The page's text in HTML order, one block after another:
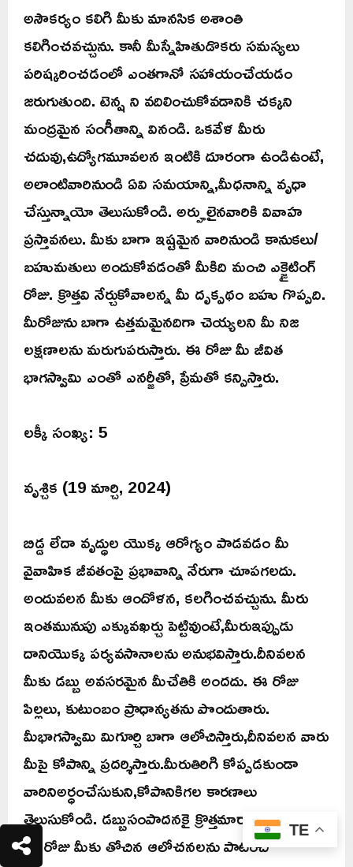
అసౌకర్యం కలిగి మీకు మానసిక అశాంతి
కలిగించవచ్చును. కానీ మీస్నేహితుడొకరు సమస్యలు
పరిష్కరించడంలో ఎంతగానో సహాయంచేయడం
జరుగుతుంది. టెన్ష ని వదిలించుకోవడానికి చక్కని
మంద్రమైన సంగీతాన్ని వినండి. ఒకవేళ మీరు
చదువు,ఉద్యోగమూవలన ఇంటికి దూరంగా ఉండిఉంటే,
అలాంటివారినుండి ఏవి సమయాన్ని,మీధనాన్ని వృధా
చేస్తున్నాయో తెలుసుకోండి. అర్హులైనవారికి వివాహ
ప్రస్తావనలు. మీకు బాగా ఇష్టమైన వారినుండి కానుకలు/
బహుమతులు అందుకోవడంతో మీకిది మంచి ఎక్జైటింగ్
రోజు. క్రొత్తవి నేర్చుకోవాలన్న మీ దృక్పథం బహు గొప్పది.
మీరోజును బాగా ఉత్తమమైనదిగా చెయ్యలని మీ నిజ
లక్షణాలను మరుగుపరుస్తారు. ఈ రోజు మీ జీవిత
భాగస్వామి ఎంతో ఎనర్జీతో, ప్రేమతో కన్పిస్తారు.
లక్కీ సంఖ్య: 5
వృశ్చిక (19 మార్చి, 2024)
బిడ్డ లేదా వృద్ధుల యొక్క ఆరోగ్యం పాడవడం మీ
వైవాహిక జీవతంపై ప్రభావాన్ని నేరుగా చూపగలదు.
అందువలన మీకు ఆందోళన, కలగించవచ్చును. మీరు
ఇంతమునుపు ఎక్కువఖర్చు పెట్టివుంటే,మీరుఇప్పుడు
దానియొక్క పర్యవసానాలను అనుభవిస్తారు.దీనివలన
మీకు డబ్బు అవసరమైన మీచేతికి అందదు. ఈ రోజు
పిల్లలు, కుటుంబం ప్రాధాన్యతను పొందుతారు.
మీభాగస్వామి మిగూర్చి బాగా ఆలోచిస్తారు,దీనివలన వారు
మీపై కోపాన్ని ప్రదర్శిస్తారు.మీరుతిరిగి కోప్పడకుండా
వారినిఅర్ధంచేసుకుని,కోపానికిగల కారణాలు
తెలుసుకోండి. డబ్బుసంపాదనకై క్రొత్తమార్గాల గురించి,
ఈ రోజు మీకు తోచిన ఆలోచనలను పాటించి
TE